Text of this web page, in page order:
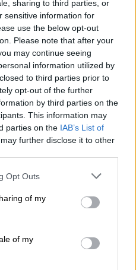
sharing to third parties, or
sensitive information for
use the below opt-out
Please note that after your
may continue seeing
information utilized by
to third parties prior to
opt-out of the further
by third parties on the
This information may
parties on the IAB’s List of
further disclose it to other
uses one or more Google
behaviour. You may click to
and its third-party tags to
purposes in below Google
Opt Outs
of my
of my
από τη SNB δεν
«Κατά την άποψή
αποτελεί πλέον
των
αρχίζουν να
αντανακλάται στην
πιστώσεων και
μεταβλητότητα
Αρχές πρόσφεραν
είναι ισχυρό και
αγορές και θα
ανακτηθεί πλήρως η
δήλωσε